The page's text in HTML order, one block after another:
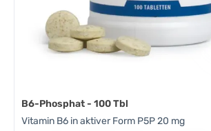
B6-Phosphat - 100 Tbl
Vitamin B6 in aktiver Form P5P 20 mg